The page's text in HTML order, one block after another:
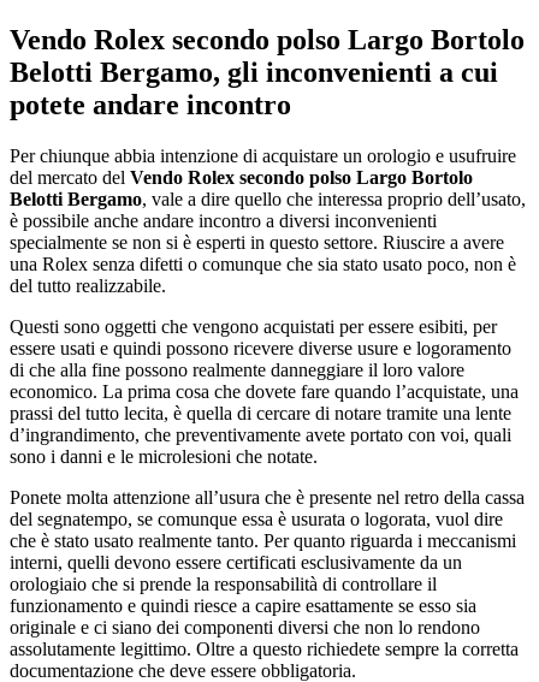
Vendo Rolex secondo polso Largo Bortolo
Belotti Bergamo, gli inconvenienti a cui
potete andare incontro
Per chiunque abbia intenzione di acquistare un orologio e usufruire
del mercato del Vendo Rolex secondo polso Largo Bortolo
Belotti Bergamo, vale a dire quello che interessa proprio dell’usato,
è possibile anche andare incontro a diversi inconvenienti
specialmente se non si è esperti in questo settore. Riuscire a avere
una Rolex senza difetti o comunque che sia stato usato poco, non è
del tutto realizzabile.
Questi sono oggetti che vengono acquistati per essere esibiti, per
essere usati e quindi possono ricevere diverse usure e logoramento
di che alla fine possono realmente danneggiare il loro valore
economico. La prima cosa che dovete fare quando l’acquistate, una
prassi del tutto lecita, è quella di cercare di notare tramite una lente
d’ingrandimento, che preventivamente avete portato con voi, quali
sono i danni e le microlesioni che notate.
Ponete molta attenzione all’usura che è presente nel retro della cassa
del segnatempo, se comunque essa è usurata o logorata, vuol dire
che è stato usato realmente tanto. Per quanto riguarda i meccanismi
interni, quelli devono essere certificati esclusivamente da un
orologiaio che si prende la responsabilità di controllare il
funzionamento e quindi riesce a capire esattamente se esso sia
originale e ci siano dei componenti diversi che non lo rendono
assolutamente legittimo. Oltre a questo richiedete sempre la corretta
documentazione che deve essere obbligatoria.